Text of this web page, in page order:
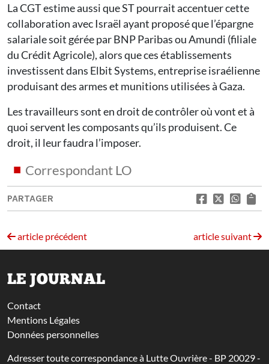
La CGT estime aussi que ST pourrait accentuer cette
collaboration avec Israël ayant proposé que l’épargne
salariale soit gérée par BNP Paribas ou Amundi (filiale
du Crédit Agricole), alors que ces établissements
investissent dans Elbit Systems, entreprise israélienne
produisant des armes et munitions utilisées à Gaza.
Les travailleurs sont en droit de contrôler où vont et à
quoi servent les composants qu’ils produisent. Ce
droit, il leur faudra l’imposer.
Correspondant LO
PARTAGER
article précédent article suivant
LE JOURNAL
Contact
Mentions Légales
Données personnelles
Adresser toute correspondance à Lutte Ouvrière - BP 20029 -